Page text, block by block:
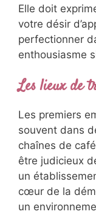
Elle doit
votre désir
perfectionner
enthousiasme
Les lieux de
Les premiers
souvent dans
chaînes de
être judicieux
un
cœur de la
un